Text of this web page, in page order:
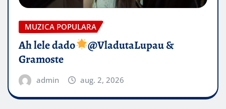
MUZICA POPULARA
Ah lele dado​
@VladutaLupau &
Gramoste
admin aug. 2, 2026